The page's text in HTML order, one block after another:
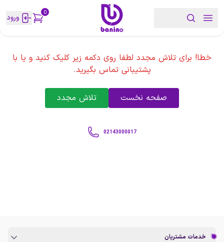
0 ورود
خطا! برای تلاش مجدد لطفا روی دکمه زیر کلیک کنید و یا با
پشتیبانی تماس بگیرید.
صفحه نخست تلاش مجدد
02143000017
خدمات مشتریان